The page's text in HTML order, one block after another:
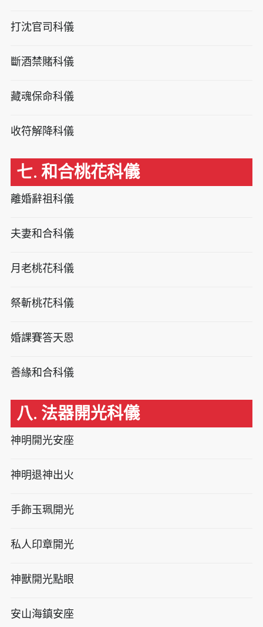
打沈官司科儀
斷酒禁賭科儀
藏魂保命科儀
收符解降科儀
七. 和合桃花科儀
離婚辭祖科儀
夫妻和合科儀
月老桃花科儀
祭斬桃花科儀
婚課賽答天恩
善緣和合科儀
八. 法器開光科儀
神明開光安座
神明退神出火
手飾玉珮開光
私人印章開光
神獸開光點眼
安山海鎮安座